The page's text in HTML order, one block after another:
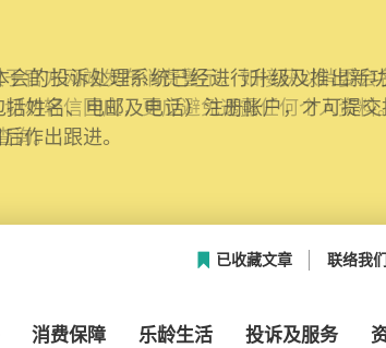
的投诉处理系统已经进行升级及推出新
姓名、电邮及电话）注册帐户，才可提
作出跟进。
已收藏文章 联络我
消费保障 乐龄生活 投诉及服务